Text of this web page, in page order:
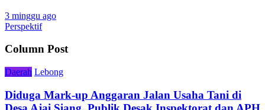
3 minggu ago
Perspektif
Column Post
Daerah Lebong
Diduga Mark-up Anggaran Jalan Usaha Tani di